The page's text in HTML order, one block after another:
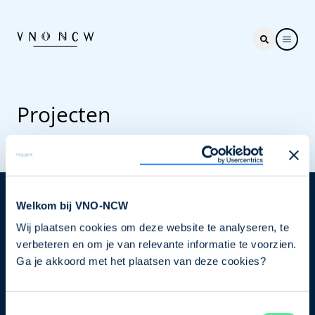
Welkom bij VNO-NCW
Wij plaatsen cookies om deze website te analyseren, te
verbeteren en om je van relevante informatie te voorzien.
Ga je akkoord met het plaatsen van deze cookies?
Projecten
Nieuwsbrief
Elke week hét nieuws dat ondernemers raakt. Schrijf
je nu in voor de VNO-NCW nieuwsbrief.
Schrijf je in